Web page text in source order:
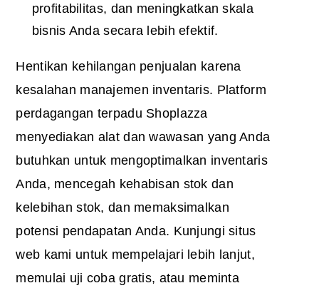
profitabilitas, dan meningkatkan skala
bisnis Anda secara lebih efektif.
Hentikan kehilangan penjualan karena
kesalahan manajemen inventaris. Platform
perdagangan terpadu Shoplazza
menyediakan alat dan wawasan yang Anda
butuhkan untuk mengoptimalkan inventaris
Anda, mencegah kehabisan stok dan
kelebihan stok, dan memaksimalkan
potensi pendapatan Anda. Kunjungi situs
web kami untuk mempelajari lebih lanjut,
memulai uji coba gratis, atau meminta